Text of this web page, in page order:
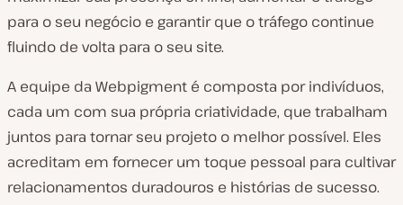
para o seu negócio e garantir que o tráfego continue
fluindo de volta para o seu site.
A equipe da Webpigment é composta por indivíduos,
cada um com sua própria criatividade, que trabalham
juntos para tornar seu projeto o melhor possível. Eles
acreditam em fornecer um toque pessoal para cultivar
relacionamentos duradouros e histórias de sucesso.